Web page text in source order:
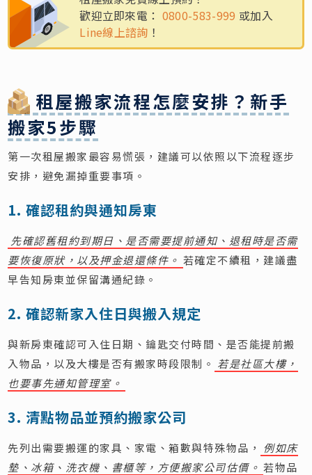
歡迎立即來電： 0800-583-999 或加入
Line線上諮詢 ！
租屋搬家流程怎麼安排？新手
搬家5步驟
第一次租屋搬家最容易慌張，建議可以依照以下流程逐步
安排，避免漏掉重要事項。
1. 確認租約與通知房東
先確認舊租約到期日、是否需要提前通知、退租時是否需
要恢復原狀，以及押金退還條件。 若確定不續租，建議盡
早告知房東並保留溝通紀錄。
2. 確認新家入住日與搬入規定
與新房東確認可入住日期、鑰匙交付時間、是否能提前搬
入物品，以及大樓是否有搬家時段限制。 若是社區大樓，
也要事先通知管理室。
3. 清點物品並預約搬家公司
先列出需要搬運的家具、家電、箱數與特殊物品，
例如床
墊、冰箱、洗衣機、書櫃等，方便搬家公司估價。 若物品